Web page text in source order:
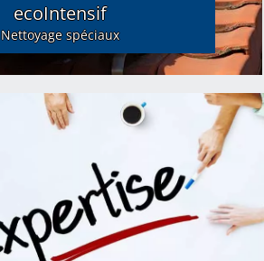
ecoIntensif
Nettoyage spéciaux